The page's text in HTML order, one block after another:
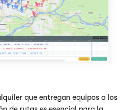
que entregan equipos a los